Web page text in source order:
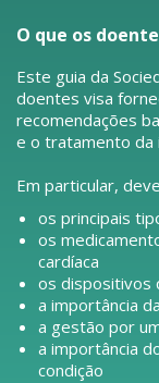
O que os
Este guia da
doentes visa
recomendações
e o tratamento da
Em particular,
os principais
os
cardíaca
os dispositivos
a importância
a gestão por
a importância
condição